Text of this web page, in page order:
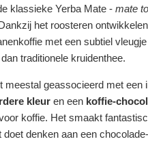
klassieke Yerba Mate - mate
het roosteren
met een subtiel
traditionele kruidenthee.
meestal geassocieerd met een
kleur en een koffie-
koffie. Het smaakt
denken aan een